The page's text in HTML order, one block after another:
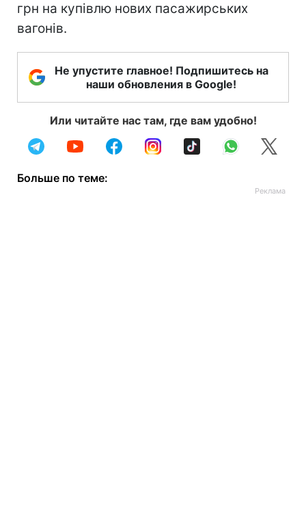
грн на купівлю нових пасажирських
вагонів.
Не упустите главное! Подпишитесь на
наши обновления в Google!
Или читайте нас там, где вам удобно!
Больше по теме: